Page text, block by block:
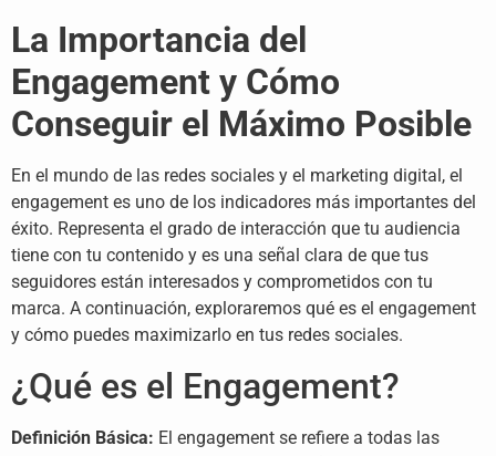
La Importancia del
Engagement y Cómo
Conseguir el Máximo Posible
En el mundo de las redes sociales y el marketing digital, el
engagement es uno de los indicadores más importantes del
éxito. Representa el grado de interacción que tu audiencia
tiene con tu contenido y es una señal clara de que tus
seguidores están interesados y comprometidos con tu
marca. A continuación, exploraremos qué es el engagement
y cómo puedes maximizarlo en tus redes sociales.
¿Qué es el Engagement?
Definición Básica: El engagement se refiere a todas las